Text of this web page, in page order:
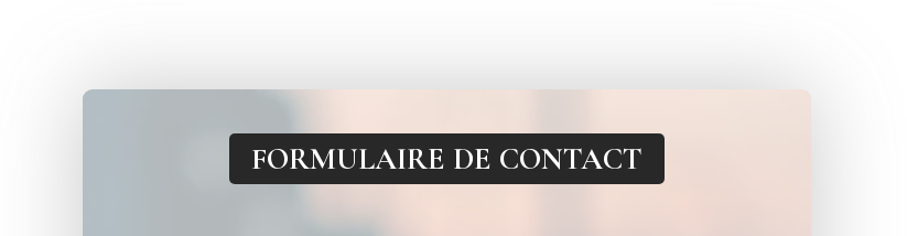
FORMULAIRE DE CONTACT